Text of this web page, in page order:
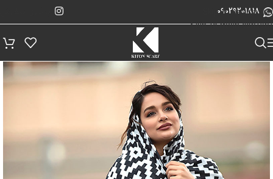
Skip to navigation
Skip to main content
09029201818